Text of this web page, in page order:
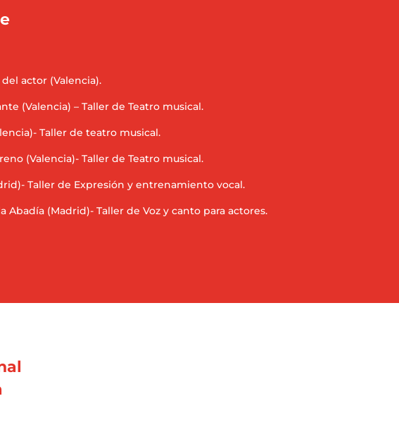
del actor (Valencia).
(Valencia) – Taller de Teatro musical.
Taller de teatro musical.
(Valencia)- Taller de Teatro musical.
Taller de Expresión y entrenamiento vocal.
Abadía (Madrid)- Taller de Voz y canto para actores.